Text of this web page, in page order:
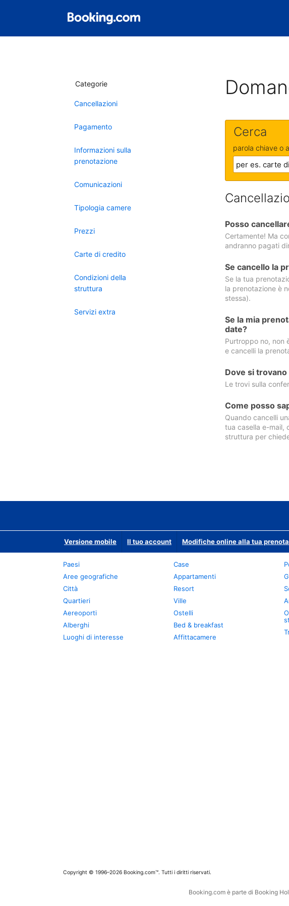
Categorie
Cancellazioni
Pagamento
Informazioni sulla
prenotazione
Comunicazioni
Tipologia camere
Prezzi
Carte di credito
Condizioni della
struttura
Servizi extra
Cerca
parola chiave o
Posso
Certamente! Ma
andranno pagati
Se cancello la
Se la tua
la prenotazione è
stessa).
Se la mia
date?
Purtroppo no, non
e cancelli la
Dove si
Le trovi sulla
Come posso
Quando cancelli
tua casella e-mail,
struttura per
Versione mobile Il tuo account Modifiche online alla tua
Paesi
Aree geografiche
Città
Quartieri
Aereoporti
Alberghi
Luoghi di interesse
Case
Appartamenti
Resort
Ville
Ostelli
Bed & breakfast
Affittacamere
Copyright © 1996–2026 Booking.com™. Tutti i diritti riservati.
Booking.com è parte di Booking